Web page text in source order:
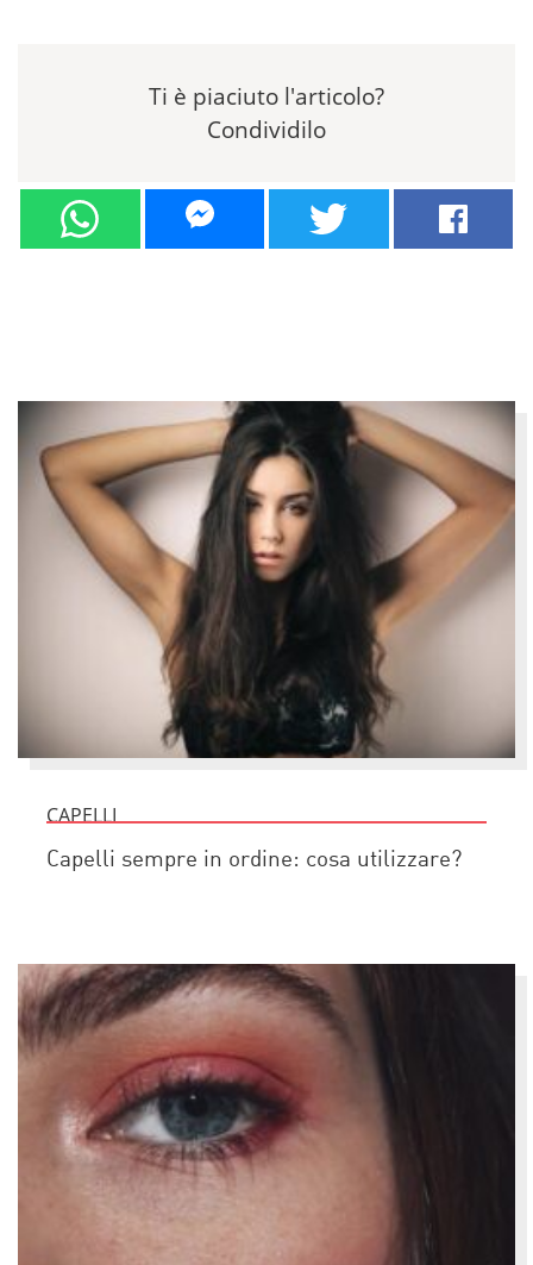
Ti è piaciuto l'articolo?
Condividilo
CAPELLI
Capelli sempre in ordine: cosa utilizzare?